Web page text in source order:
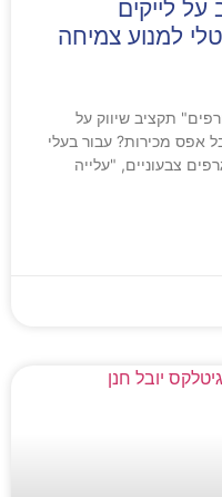
לייקים
למנוע צמיחה
תקציב שיווק על
אפס מכירות? עבור בעלי
צבעוניים, "עלייה